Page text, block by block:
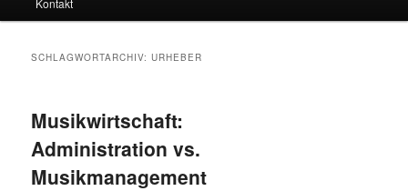
SCHLAGWORTARCHIV:URHEBER
Musikwirtschaft:
Administration vs.
Musikmanagement